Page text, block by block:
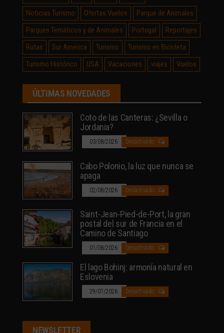
Noticias Turismo
Ofertas Vuelos
Parque de Animales
Parques Temáticos y de Animales
Portugal
Reportajes
Rutas
Sur América Turismo
Turismo en Bicicleta
Turismo Histórico
USA Vacaciones viajes Vuelos
ÚLTIMAS NOVEDADES
Coto de las Canteras: ¿Sevilla o
Jordania?
03/08/2026 Desactivado
Cabo Polonio, la luz que nunca se
apaga
02/08/2026 Desactivado
Saint-Jean-Pied-de-Port, la gran
postal del sur de Francia en el
Camino de Santiago
01/08/2026 Desactivado
El lago Bohinj: armonía natural en
Eslovenia
29/07/2026 Desactivado
NEWSLETTER